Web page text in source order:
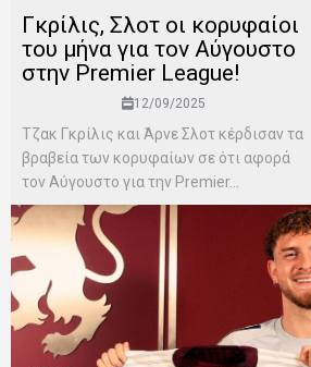
Γκρίλις, Σλοτ οι κορυφαίοι
του μήνα για τον Αύγουστο
στην Premier League!
12/09/2025
Τζακ Γκρίλις και Άρνε Σλοτ κέρδισαν τα
βραβεία των κορυφαίων σε ότι αφορά
τον Αύγουστο για την Premier...